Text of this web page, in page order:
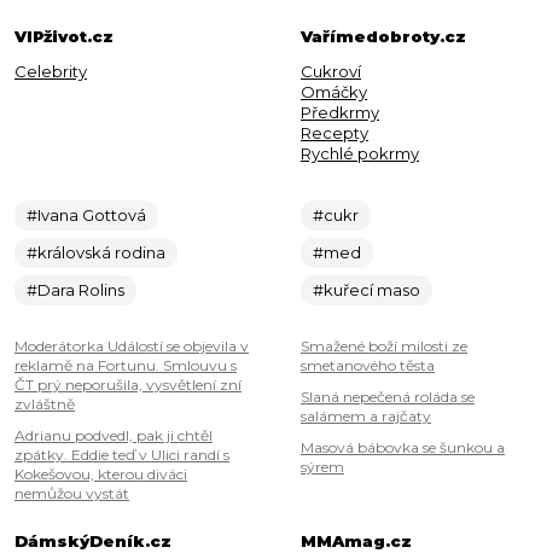
VIPživot.cz
Celebrity
#Ivana Gottová
#královská rodina
#Dara Rolins
Moderátorka Událostí se objevila v
reklamě na Fortunu. Smlouvu s
ČT prý neporušila, vysvětlení zní
zvláštně
Adrianu podvedl, pak ji chtěl
zpátky. Eddie teď v Ulici randí s
Kokešovou, kterou diváci
nemůžou vystát
Vařímedobroty.cz
Cukroví
Omáčky
Předkrmy
Recepty
Rychlé pokrmy
#cukr
#med
#kuřecí maso
Smažené boží milosti ze
smetanového těsta
Slaná nepečená roláda se
salámem a rajčaty
Masová bábovka se šunkou a
sýrem
DámskýDeník.cz
MMAmag.cz